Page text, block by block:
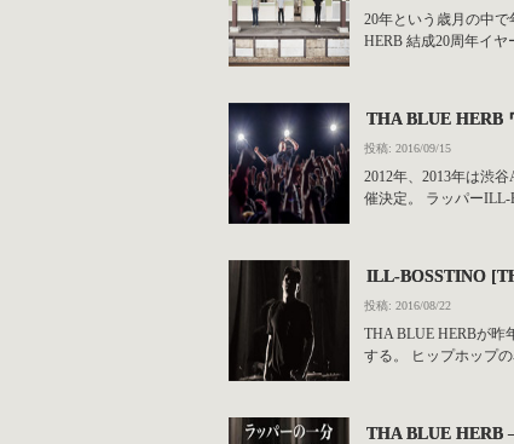
20年という歳月の中
HERB 結成20周年イ
THA BLUE HERB
投稿: 2016/09/15
2012年、2013年は渋
催決定。 ラッパー
ILL-BOSSTINO
投稿: 2016/08/22
THA BLUE HERBが昨
する。 ヒップホップ
THA BLUE HERB